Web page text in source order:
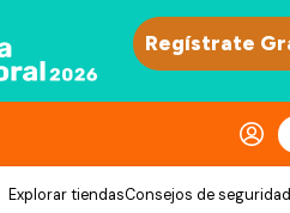
Explorar tiendasConsejos de seguridad